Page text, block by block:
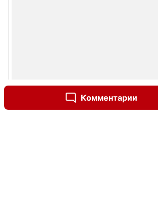
Комментарии